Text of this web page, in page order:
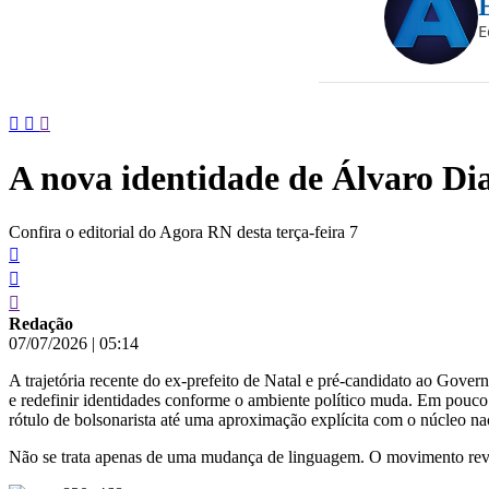
A nova identidade de Álvaro
Confira o editorial do Agora RN desta terça-feira 7
Redação
07/07/2026 | 05:14
A trajetória recente do ex-prefeito de Natal e pré-candidato ao
e redefinir identidades conforme o ambiente político muda. Em
rótulo de bolsonarista até uma aproximação explícita com o núcleo
Não se trata apenas de uma mudança de linguagem. O movimento